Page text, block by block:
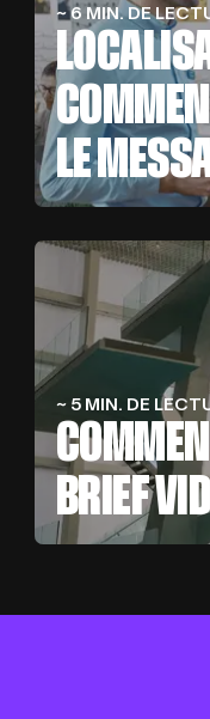
~ 6 MIN. DE
LE
~ 5 MIN. DE
BRIEF